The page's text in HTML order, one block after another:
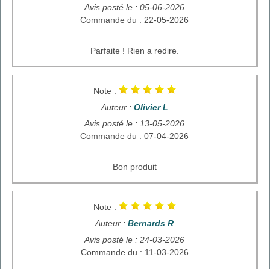
Avis posté le : 05-06-2026
Commande du : 22-05-2026
Parfaite ! Rien a redire.
Note :
Auteur : Olivier L
Avis posté le : 13-05-2026
Commande du : 07-04-2026
Bon produit
Note :
Auteur : Bernards R
Avis posté le : 24-03-2026
Commande du : 11-03-2026